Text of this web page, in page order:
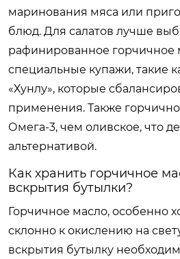
маринования мяса или
блюд. Для салатов лучше
рафинированное горчичное
специальные купажи, такие
«Хунлу», которые
применения. Также
Омега-3, чем оливское, что
альтернативой.
Как хранить горчичное
вскрытия бутылки?
Горчичное масло, особенно
склонно к окислению на
вскрытия бутылку